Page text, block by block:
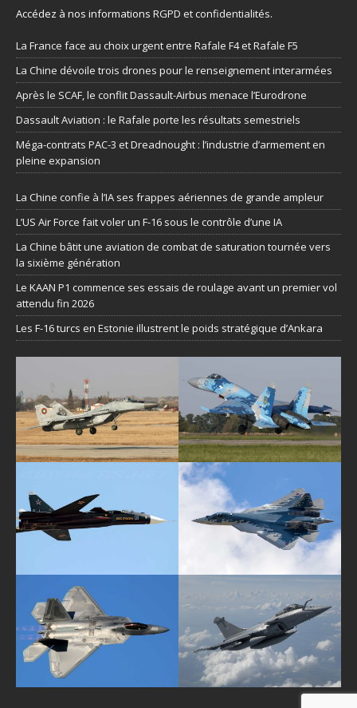
Accédez à nos informations RGPD et confidentialités.
La France face au choix urgent entre Rafale F4 et Rafale F5
La Chine dévoile trois drones pour le renseignement interarmées
Après le SCAF, le conflit Dassault-Airbus menace l’Eurodrone
Dassault Aviation : le Rafale porte les résultats semestriels
Méga-contrats PAC-3 et Dreadnought : l’industrie d’armement en
pleine expansion
La Chine confie à l’IA ses frappes aériennes de grande ampleur
L’US Air Force fait voler un F-16 sous le contrôle d’une IA
La Chine bâtit une aviation de combat de saturation tournée vers
la sixième génération
Le KAAN P1 commence ses essais de roulage avant un premier vol
attendu fin 2026
Les F-16 turcs en Estonie illustrent le poids stratégique d’Ankara